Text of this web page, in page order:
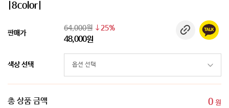
|8color|
판매가
64,000원 25%
48,000원
색상 선택
총 상품 금액 0 원